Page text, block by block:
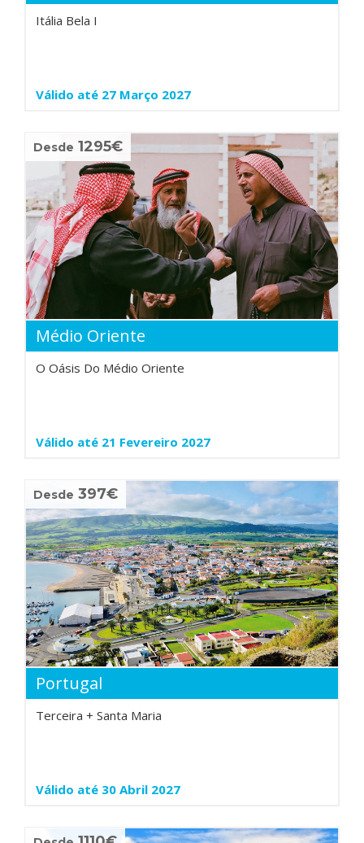
Itália Bela I
Válido até 27 Março 2027
Desde 1295€
Médio Oriente
O Oásis Do Médio Oriente
Válido até 21 Fevereiro 2027
Desde 397€
Portugal
Terceira + Santa Maria
Válido até 30 Abril 2027